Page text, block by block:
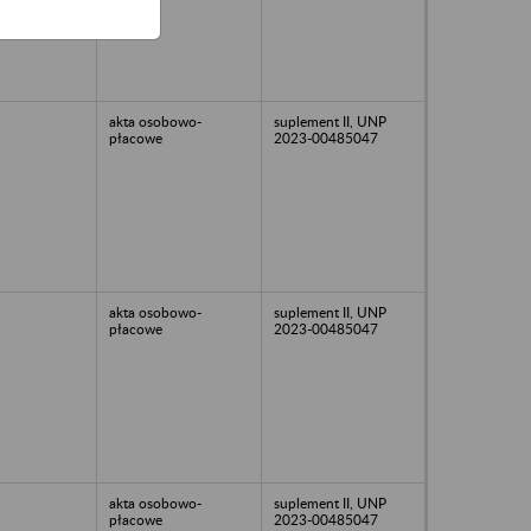
akta osobowo-
płacowe
suplement II, UNP
2023-00485047
akta osobowo-
płacowe
suplement II, UNP
2023-00485047
akta osobowo-
płacowe
suplement II, UNP
2023-00485047